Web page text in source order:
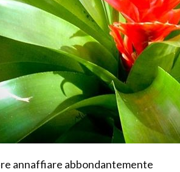
annaffiare abbondantemente